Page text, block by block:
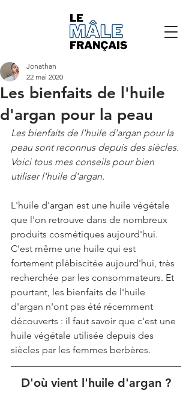
Les bienfaits de l'huile
d'argan pour la peau
Jonathan
22 mai 2020
Les bienfaits de l'huile d'argan pour la
peau sont reconnus depuis des siècles.
Voici tous mes conseils pour bien
utiliser l'huile d'argan.
L'huile d'argan est une huile végétale
que l'on retrouve dans de nombreux
produits cosmétiques aujourd'hui.
C'est même une huile qui est
fortement plébiscitée aujourd'hui, très
recherchée par les consommateurs. Et
pourtant, les bienfaits de l'huile
d'argan n'ont pas été récemment
découverts : il faut savoir que c'est une
huile végétale utilisée depuis des
siècles par les femmes berbères.
D'où vient l'huile d'argan ?